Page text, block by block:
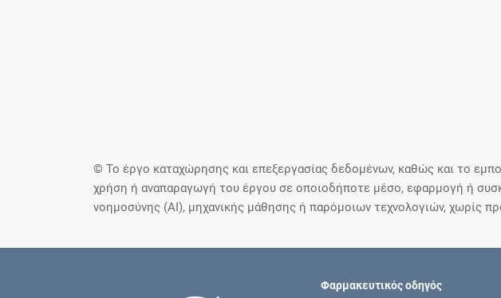
© Το έργο καταχώρησης και επεξεργασίας δεδομένων, καθώς και το
χρήση ή αναπαραγωγή του έργου σε οποιοδήποτε μέσο, εφαρμογή ή
νοημοσύνης (AI), μηχανικής μάθησης ή παρόμοιων τεχνολογιών, χωρίς
Φαρμακευτικός οδηγός